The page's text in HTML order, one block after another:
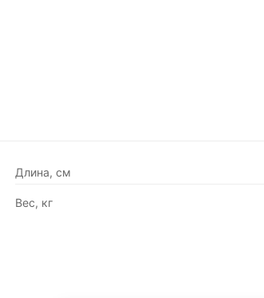
Длина, см
Вес, кг